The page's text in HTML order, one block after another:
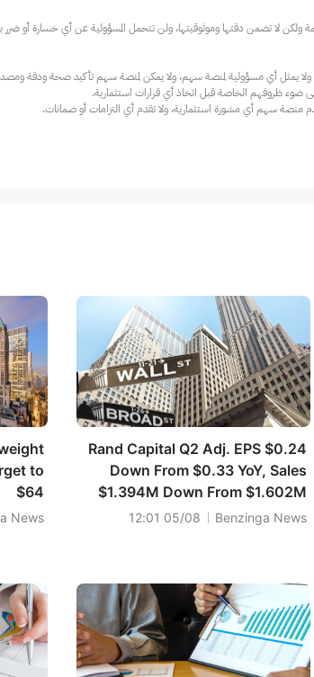
منصة سهم أي مشورة استثمارية، ولا تقدم أي التزامات أو ضمانات.
Rand Capital Q2 Adj. EPS $0.24
Down From $0.33 YoY, Sales
$1.394M Down From $1.602M
YoY
Benzinga News
05/08 12:01
to
$64
News